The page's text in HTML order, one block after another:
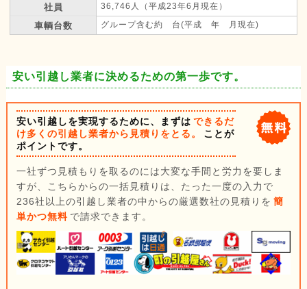
社員 36,746人（平成23年6月現在）
車輌台数 グループ含む約 台(平成 年 月現在)
安い引越し業者に決めるための第一歩です。
安い引越しを実現するために、まずは できるだ
け多くの引越し業者から見積りをとる。
ことが
ポイントです。
一社ずつ見積もりを取るのには大変な手間と労力を要しま
すが、こちらからの一括見積りは、たった一度の入力で
236社以上の引越し業者の中からの厳選数社の見積りを 簡
単かつ無料 で請求できます。